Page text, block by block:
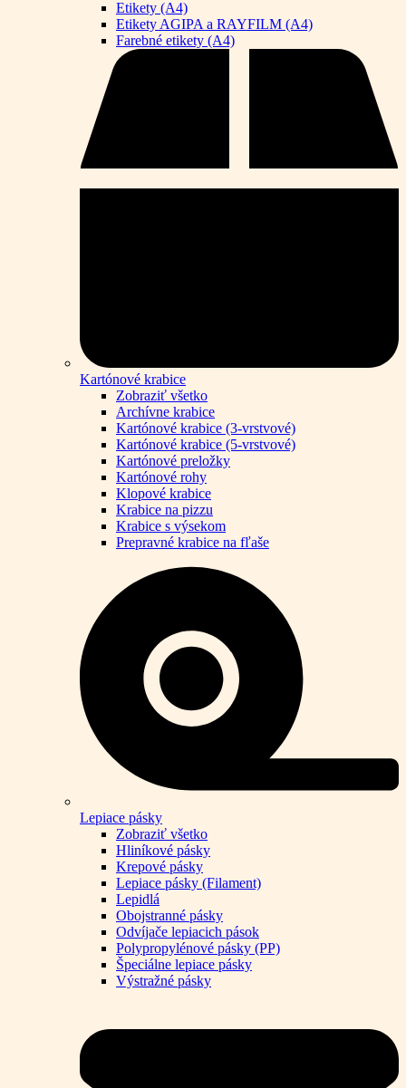
Etikety (A4)
Etikety AGIPA a RAYFILM (A4)
Farebné etikety (A4)
Kartónové krabice
Zobraziť všetko
Archívne krabice
Kartónové krabice (3-vrstvové)
Kartónové krabice (5-vrstvové)
Kartónové preložky
Kartónové rohy
Klopové krabice
Krabice na pizzu
Krabice s výsekom
Prepravné krabice na fľaše
Lepiace pásky
Zobraziť všetko
Hliníkové pásky
Krepové pásky
Lepiace pásky (Filament)
Lepidlá
Obojstranné pásky
Odvíjače lepiacich pások
Polypropylénové pásky (PP)
Špeciálne lepiace pásky
Výstražné pásky